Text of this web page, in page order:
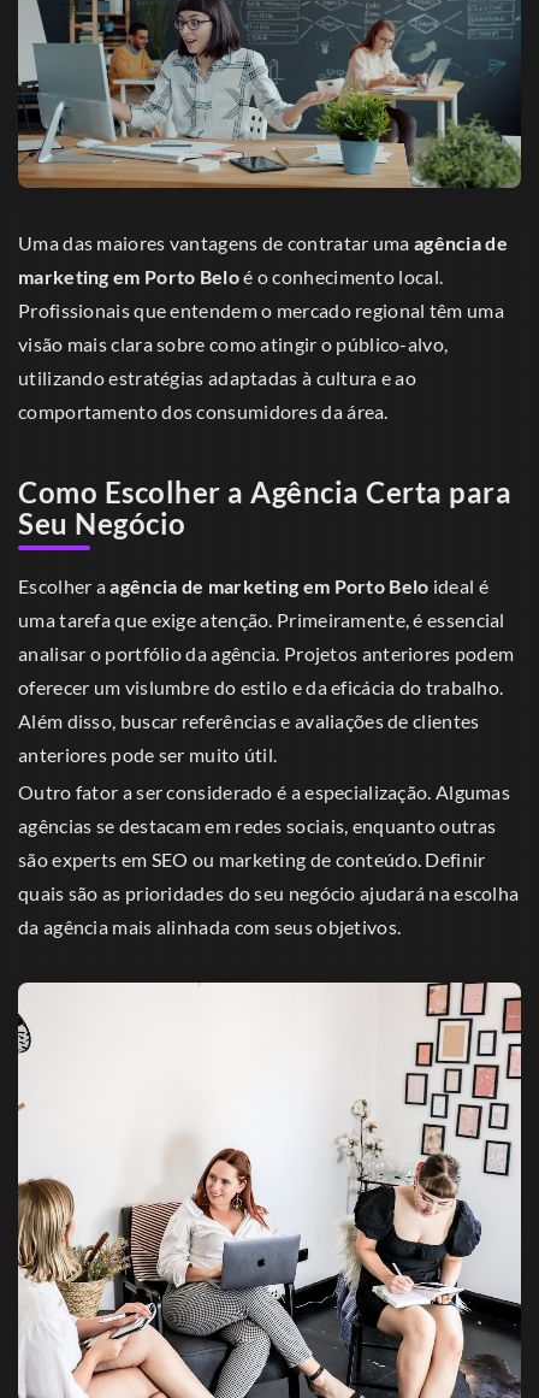
Uma das maiores vantagens de contratar uma agência de
marketing em Porto Beloé o conhecimento local.
Profissionais que entendem o mercado regional têm uma
visão mais clara sobre como atingir o público-alvo,
utilizando estratégias adaptadas à cultura e ao
comportamento dos consumidores da área.
Como Escolher a Agência Certa para
Seu Negócio
Escolher aagência de marketing em Porto Belo ideal é
uma tarefa que exige atenção. Primeiramente, é essencial
analisar o portfólio da agência. Projetos anteriores podem
oferecer um vislumbre do estilo e da eficácia do trabalho.
Além disso, buscar referências e avaliações de clientes
anteriores pode ser muito útil.
Outro fator a ser considerado é a especialização. Algumas
agências se destacam em redes sociais, enquanto outras
são experts em SEO ou marketing de conteúdo. Definir
quais são as prioridades do seu negócio ajudará na escolha
da agência mais alinhada com seus objetivos.